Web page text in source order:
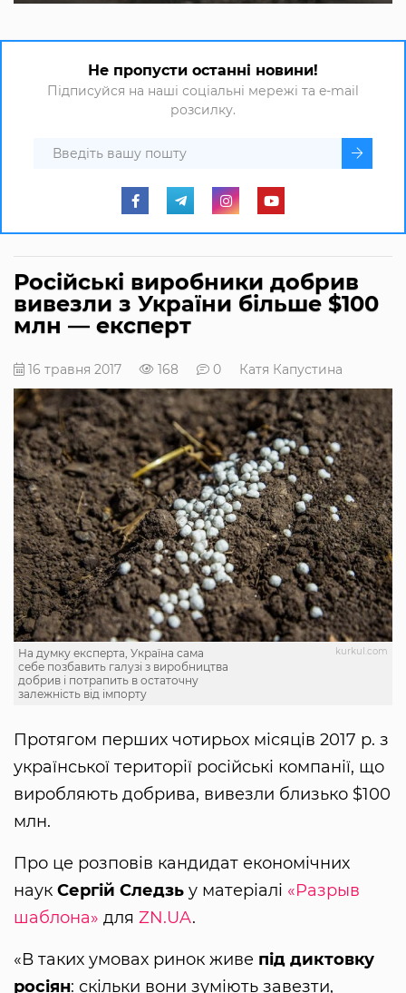
Не пропусти останні новини!
Підписуйся на наші соціальні мережі та e-mail
розсилку.
Російські виробники добрив
вивезли з України більше $100
млн — експерт
16 травня 2017 168 0 Катя Капустина
kurkul.com
На думку експерта, Україна сама
себе позбавить галузі з виробництва
добрив і потрапить в остаточну
залежність від імпорту
Протягом перших чотирьох місяців 2017 р. з
української території російські компанії, що
виробляють добрива, вивезли близько $100
млн.
Про це розповів кандидат економічних
наук Сергій Следзь у матеріалі «Рaзрыв
шаблона» для ZN.UA.
«В таких умовах ринок живе під диктовку
росіян: скільки вони зуміють завезти,